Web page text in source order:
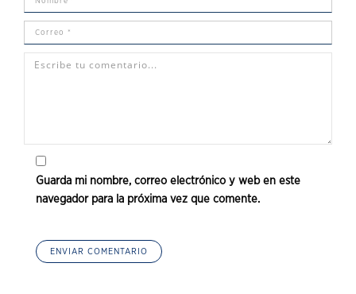
Guarda mi nombre, correo electrónico y web en este
navegador para la próxima vez que comente.